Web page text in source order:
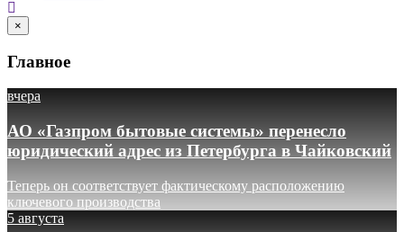
×
Главное
вчера
АО «Газпром бытовые системы» перенесло
юридический адрес из Петербурга в Чайковский
Теперь он соответствует фактическому расположению
ключевого производства
5 августа